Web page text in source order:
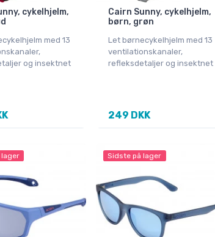
cykelhjelm,
med 13
og insektnet
Cairn Sunny, cykelhjelm,
børn, grøn
Let børnecykelhjelm med 13
ventilationskanaler,
refleksdetaljer og insektnet
249 DKK
Sidste på lager